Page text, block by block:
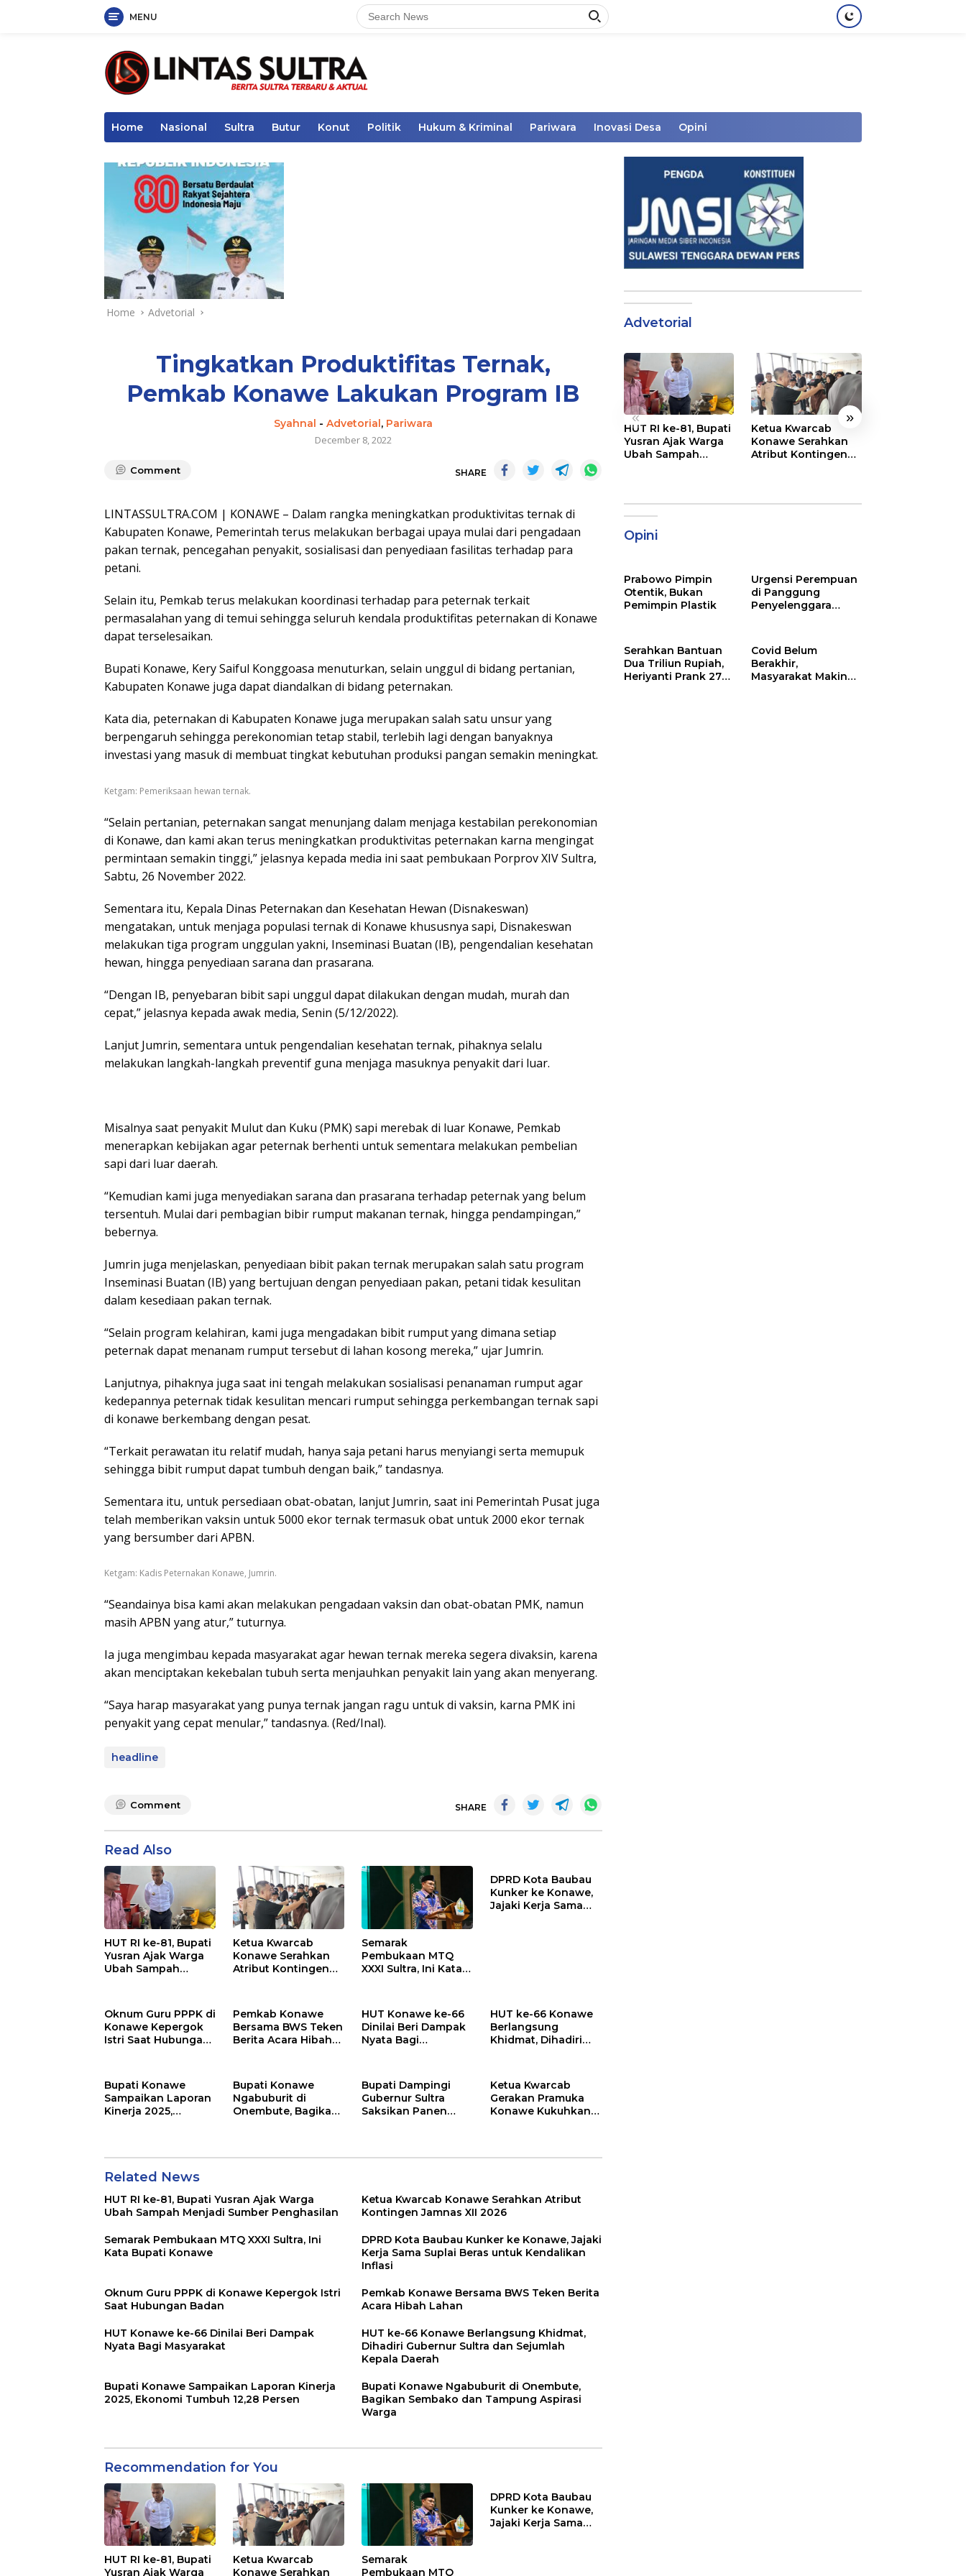
MENU
Home Nasional Sultra Butur Konut Politik Hukum & Kriminal Pariwara Inovasi Desa Opini
Home Advetorial
Tingkatkan Produktifitas Ternak,
Pemkab Konawe Lakukan Program IB
Syahnal - Advetorial, Pariwara
December 8, 2022
Comment SHARE
LINTASSULTRA.COM | KONAWE – Dalam rangka meningkatkan produktivitas ternak di
Kabupaten Konawe, Pemerintah terus melakukan berbagai upaya mulai dari pengadaan
pakan ternak, pencegahan penyakit, sosialisasi dan penyediaan fasilitas terhadap para
petani.
Selain itu, Pemkab terus melakukan koordinasi terhadap para peternak terkait
permasalahan yang di temui sehingga seluruh kendala produktifitas peternakan di Konawe
dapat terselesaikan.
Bupati Konawe, Kery Saiful Konggoasa menuturkan, selain unggul di bidang pertanian,
Kabupaten Konawe juga dapat diandalkan di bidang peternakan.
Kata dia, peternakan di Kabupaten Konawe juga merupakan salah satu unsur yang
berpengaruh sehingga perekonomian tetap stabil, terlebih lagi dengan banyaknya
investasi yang masuk di membuat tingkat kebutuhan produksi pangan semakin meningkat.
Ketgam: Pemeriksaan hewan ternak.
“Selain pertanian, peternakan sangat menunjang dalam menjaga kestabilan perekonomian
di Konawe, dan kami akan terus meningkatkan produktivitas peternakan karna mengingat
permintaan semakin tinggi,” jelasnya kepada media ini saat pembukaan Porprov XIV Sultra,
Sabtu, 26 November 2022.
Sementara itu, Kepala Dinas Peternakan dan Kesehatan Hewan (Disnakeswan)
mengatakan, untuk menjaga populasi ternak di Konawe khususnya sapi, Disnakeswan
melakukan tiga program unggulan yakni, Inseminasi Buatan (IB), pengendalian kesehatan
hewan, hingga penyediaan sarana dan prasarana.
“Dengan IB, penyebaran bibit sapi unggul dapat dilakukan dengan mudah, murah dan
cepat,” jelasnya kepada awak media, Senin (5/12/2022).
Lanjut Jumrin, sementara untuk pengendalian kesehatan ternak, pihaknya selalu
melakukan langkah-langkah preventif guna menjaga masuknya penyakit dari luar.
Misalnya saat penyakit Mulut dan Kuku (PMK) sapi merebak di luar Konawe, Pemkab
menerapkan kebijakan agar peternak berhenti untuk sementara melakukan pembelian
sapi dari luar daerah.
“Kemudian kami juga menyediakan sarana dan prasarana terhadap peternak yang belum
tersentuh. Mulai dari pembagian bibir rumput makanan ternak, hingga pendampingan,”
bebernya.
Jumrin juga menjelaskan, penyediaan bibit pakan ternak merupakan salah satu program
Inseminasi Buatan (IB) yang bertujuan dengan penyediaan pakan, petani tidak kesulitan
dalam kesediaan pakan ternak.
“Selain program kelahiran, kami juga mengadakan bibit rumput yang dimana setiap
peternak dapat menanam rumput tersebut di lahan kosong mereka,” ujar Jumrin.
Lanjutnya, pihaknya juga saat ini tengah melakukan sosialisasi penanaman rumput agar
kedepannya peternak tidak kesulitan mencari rumput sehingga perkembangan ternak sapi
di konawe berkembang dengan pesat.
“Terkait perawatan itu relatif mudah, hanya saja petani harus menyiangi serta memupuk
sehingga bibit rumput dapat tumbuh dengan baik,” tandasnya.
Sementara itu, untuk persediaan obat-obatan, lanjut Jumrin, saat ini Pemerintah Pusat juga
telah memberikan vaksin untuk 5000 ekor ternak termasuk obat untuk 2000 ekor ternak
yang bersumber dari APBN.
Ketgam: Kadis Peternakan Konawe, Jumrin.
“Seandainya bisa kami akan melakukan pengadaan vaksin dan obat-obatan PMK, namun
masih APBN yang atur,” tuturnya.
Ia juga mengimbau kepada masyarakat agar hewan ternak mereka segera divaksin, karena
akan menciptakan kekebalan tubuh serta menjauhkan penyakit lain yang akan menyerang.
“Saya harap masyarakat yang punya ternak jangan ragu untuk di vaksin, karna PMK ini
penyakit yang cepat menular,” tandasnya. (Red/Inal).
headline
Comment SHARE
Read Also
HUT RI ke-81, Bupati
Yusran Ajak Warga
Ubah Sampah
Ketua Kwarcab
Konawe Serahkan
Atribut Kontingen
Semarak
Pembukaan MTQ
XXXI Sultra, Ini Kata
DPRD Kota Baubau
Kunker ke Konawe,
Jajaki Kerja Sama
Oknum Guru PPPK di
Konawe Kepergok
Istri Saat Hubungan
Pemkab Konawe
Bersama BWS Teken
Berita Acara Hibah
HUT Konawe ke-66
Dinilai Beri Dampak
Nyata Bagi
HUT ke-66 Konawe
Berlangsung
Khidmat, Dihadiri
Daerah
Bupati Konawe
Sampaikan Laporan
Kinerja 2025,
Bupati Konawe
Ngabuburit di
Onembute, Bagikan
Bupati Dampingi
Gubernur Sultra
Saksikan Panen
Ketua Kwarcab
Gerakan Pramuka
Konawe Kukuhkan
Related News
HUT RI ke-81, Bupati Yusran Ajak Warga
Ubah Sampah Menjadi Sumber Penghasilan
Ketua Kwarcab Konawe Serahkan Atribut
Kontingen Jamnas XII 2026
Semarak Pembukaan MTQ XXXI Sultra, Ini
Kata Bupati Konawe
DPRD Kota Baubau Kunker ke Konawe, Jajaki
Kerja Sama Suplai Beras untuk Kendalikan
Inflasi
Oknum Guru PPPK di Konawe Kepergok Istri
Saat Hubungan Badan
Pemkab Konawe Bersama BWS Teken Berita
Acara Hibah Lahan
HUT Konawe ke-66 Dinilai Beri Dampak
Nyata Bagi Masyarakat
HUT ke-66 Konawe Berlangsung Khidmat,
Dihadiri Gubernur Sultra dan Sejumlah
Kepala Daerah
Bupati Konawe Sampaikan Laporan Kinerja
2025, Ekonomi Tumbuh 12,28 Persen
Bupati Konawe Ngabuburit di Onembute,
Bagikan Sembako dan Tampung Aspirasi
Warga
Recommendation for You
HUT RI ke-81, Bupati
Yusran Ajak Warga
Ketua Kwarcab
Konawe Serahkan
Semarak
Pembukaan MTQ
DPRD Kota Baubau
Kunker ke Konawe,
Jajaki Kerja Sama
Advetorial
« »
HUT RI ke-81, Bupati
Yusran Ajak Warga
Ubah Sampah
Ketua Kwarcab
Konawe Serahkan
Atribut Kontingen
Opini
Prabowo Pimpin
Otentik, Bukan
Pemimpin Plastik
Urgensi Perempuan
di Panggung
Penyelenggara
Serahkan Bantuan
Dua Triliun Rupiah,
Heriyanti Prank 270
Covid Belum
Berakhir,
Masyarakat Makin